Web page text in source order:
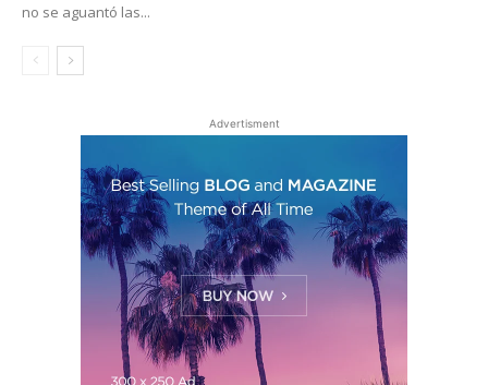
no se aguantó las...
Advertisment